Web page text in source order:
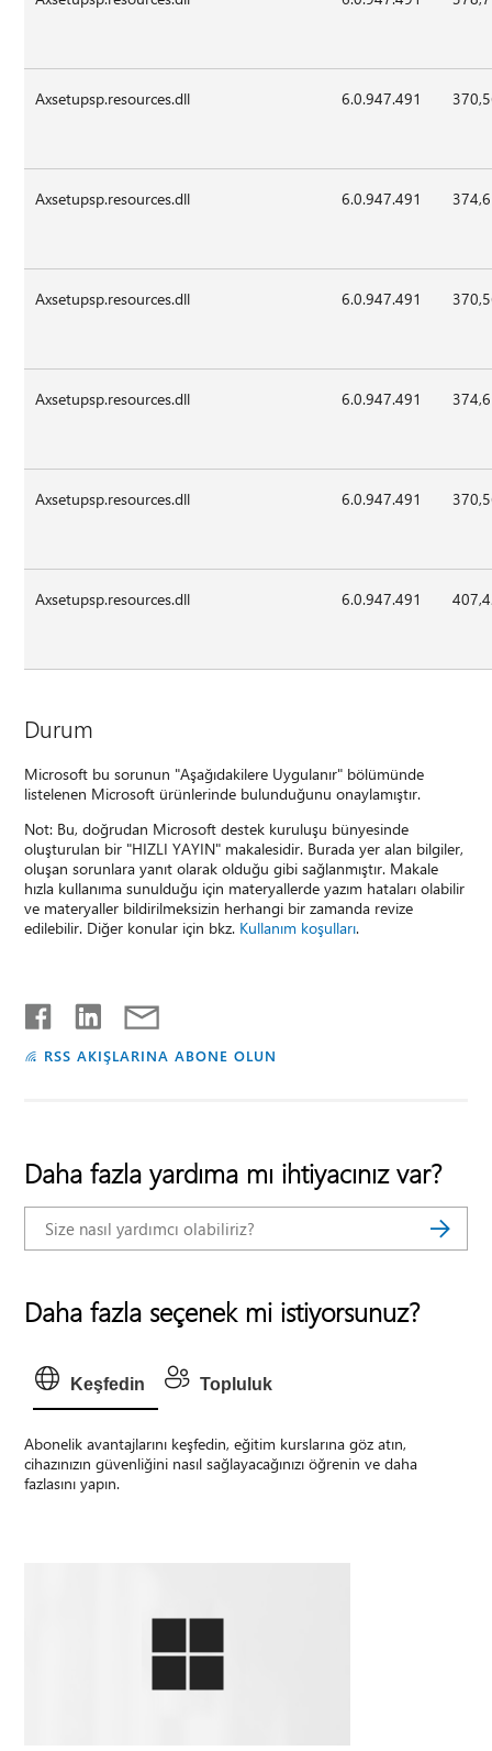
Axsetupsp.resources.dll 6.0.947.491
Axsetupsp.resources.dll 6.0.947.491
Axsetupsp.resources.dll 6.0.947.491
Axsetupsp.resources.dll 6.0.947.491
Axsetupsp.resources.dll 6.0.947.491
Axsetupsp.resources.dll 6.0.947.491
Durum
Microsoft bu sorunun "Aşağıdakilere Uygulanır" bölümünde
listelenen Microsoft ürünlerinde bulunduğunu onaylamıştır.
Not: Bu, doğrudan Microsoft destek kuruluşu bünyesinde
oluşturulan bir "HIZLI YAYIN" makalesidir. Burada yer alan bilgiler,
oluşan sorunlara yanıt olarak olduğu gibi sağlanmıştır. Makale
hızla kullanıma sunulduğu için materyallerde yazım hataları olabilir
ve materyaller bildirilmeksizin herhangi bir zamanda revize
edilebilir. Diğer konular için bkz. Kullanım koşulları.
RSS AKIŞLARINA ABONE OLUN
Daha fazla yardıma mı ihtiyacınız var?
Daha fazla seçenek mi istiyorsunuz?
Keşfedin Topluluk
Abonelik avantajlarını keşfedin, eğitim kurslarına göz atın,
cihazınızın güvenliğini nasıl sağlayacağınızı öğrenin ve daha
fazlasını yapın.